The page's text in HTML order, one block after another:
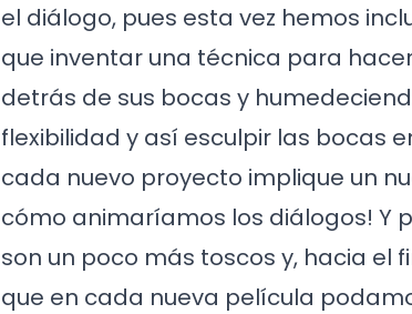
el diálogo, pues esta vez hemos
que inventar una técnica para
detrás de sus bocas y
flexibilidad y así esculpir las bocas
cada nuevo proyecto implique un
cómo animaríamos los diálogos! Y
son un poco más toscos y, hacia el
que en cada nueva película